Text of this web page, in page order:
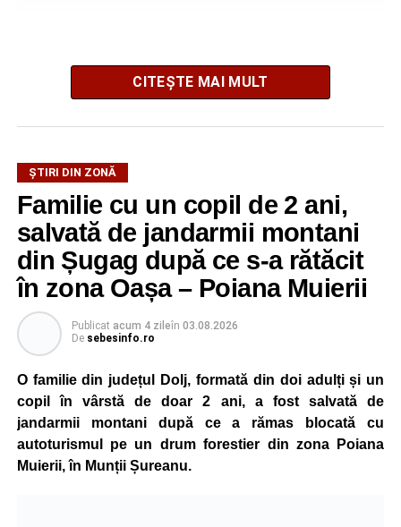
La ediția din acest an au participat peste 200 de cadre
didactice din întreaga țară. Printre participanți s-au aflat
profesori debutanți, profesori cu experiență, inspectori
școlari, directori de școli, consilieri școlari, educatori și
învățători, reprezentând aproape toate disciplinele din
sistemul de învățământ.
Participare, consens și asumare în școală
Tema ediției din acest an a pornit de la convingerea că
importante resurse: experiența profesorilor. Provocarea nu
este lipsa ideilor, ci identificarea unor contexte în care
acestea să poată fi ascultate, validate și transformate în
proiecte comune.
CITEȘTE MAI MULT
ȘTIRI DIN ZONĂ
Familie cu un copil de 2 ani,
salvată de jandarmii montani
din Șugag după ce s-a rătăcit
în zona Oașa – Poiana Muierii
Publicat acum 4 zileîn 03.08.2026
De sebesinfo.ro
O familie din județul Dolj, formată din doi adulți și un
copil în vârstă de doar 2 ani, a fost salvată de
jandarmii montani după ce a rămas blocată cu
autoturismul pe un drum forestier din zona Poiana
Muierii, în Munții Șureanu.